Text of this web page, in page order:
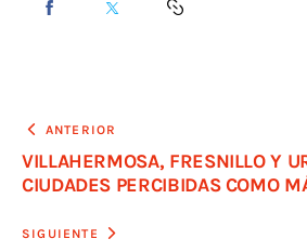
ANTERIOR
VILLAHERMOSA, FRESNILLO Y
CIUDADES PERCIBIDAS COMO
SIGUIENTE